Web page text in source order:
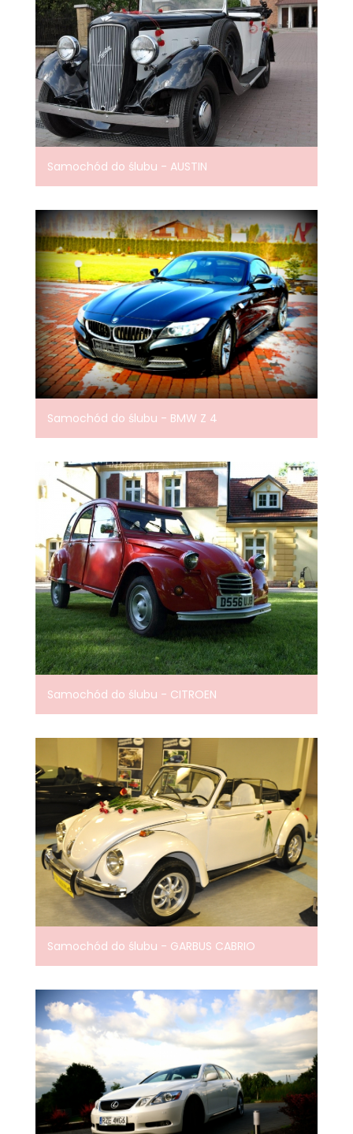
Samochód do ślubu - AUSTIN
Samochód do ślubu - BMW Z 4
Samochód do ślubu - CITROEN
Samochód do ślubu - GARBUS CABRIO